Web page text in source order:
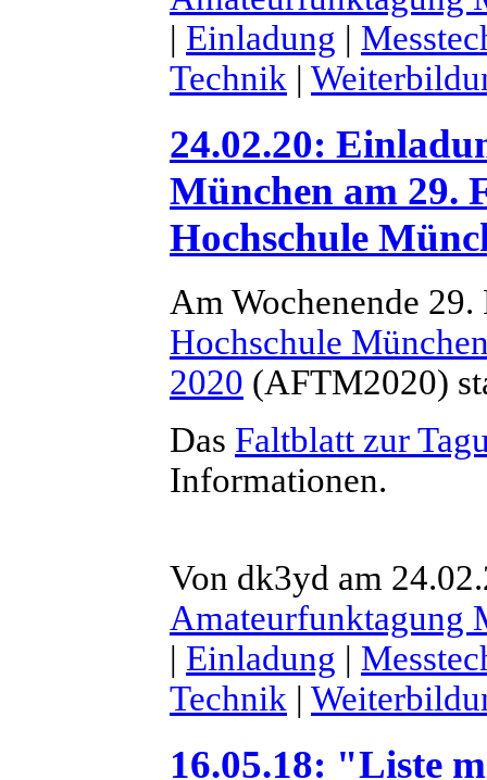
| Einladung |
Technik |
24.02.20:
München am 29.
Hochschule
Am Wochenende
Hochschule
2020 (AFTM2020)
Das Faltblatt zur
Informationen.
Von dk3yd am
Amateurfunktagung
| Einladung |
Technik |
16.05.18: "Liste